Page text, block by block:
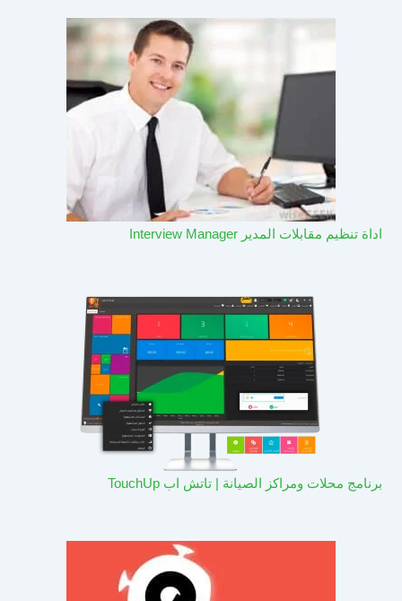
اداة تنظيم مقابلات المدير Interview Manager
برنامج محلات ومراكز الصيانة | تاتش اب TouchUp